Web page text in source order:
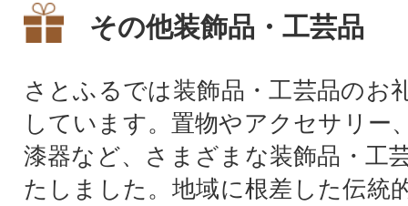
その他装飾品・工芸品
さとふるでは装飾品・工芸品のお
しています。置物やアクセサリー
漆器など、さまざまな装飾品・工
たしました。地域に根差した伝統